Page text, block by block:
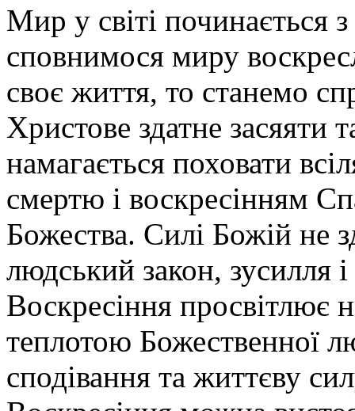
Мир у світі починається
сповнимося миру
своє життя, то станемо
Христове здатне засяяти
намагається поховати
смертю і воскресінням
Божества. Силі Божій не
людський закон, зусилля
Воскресіння просвітлює
теплотою Божественної
сподівання та життєву